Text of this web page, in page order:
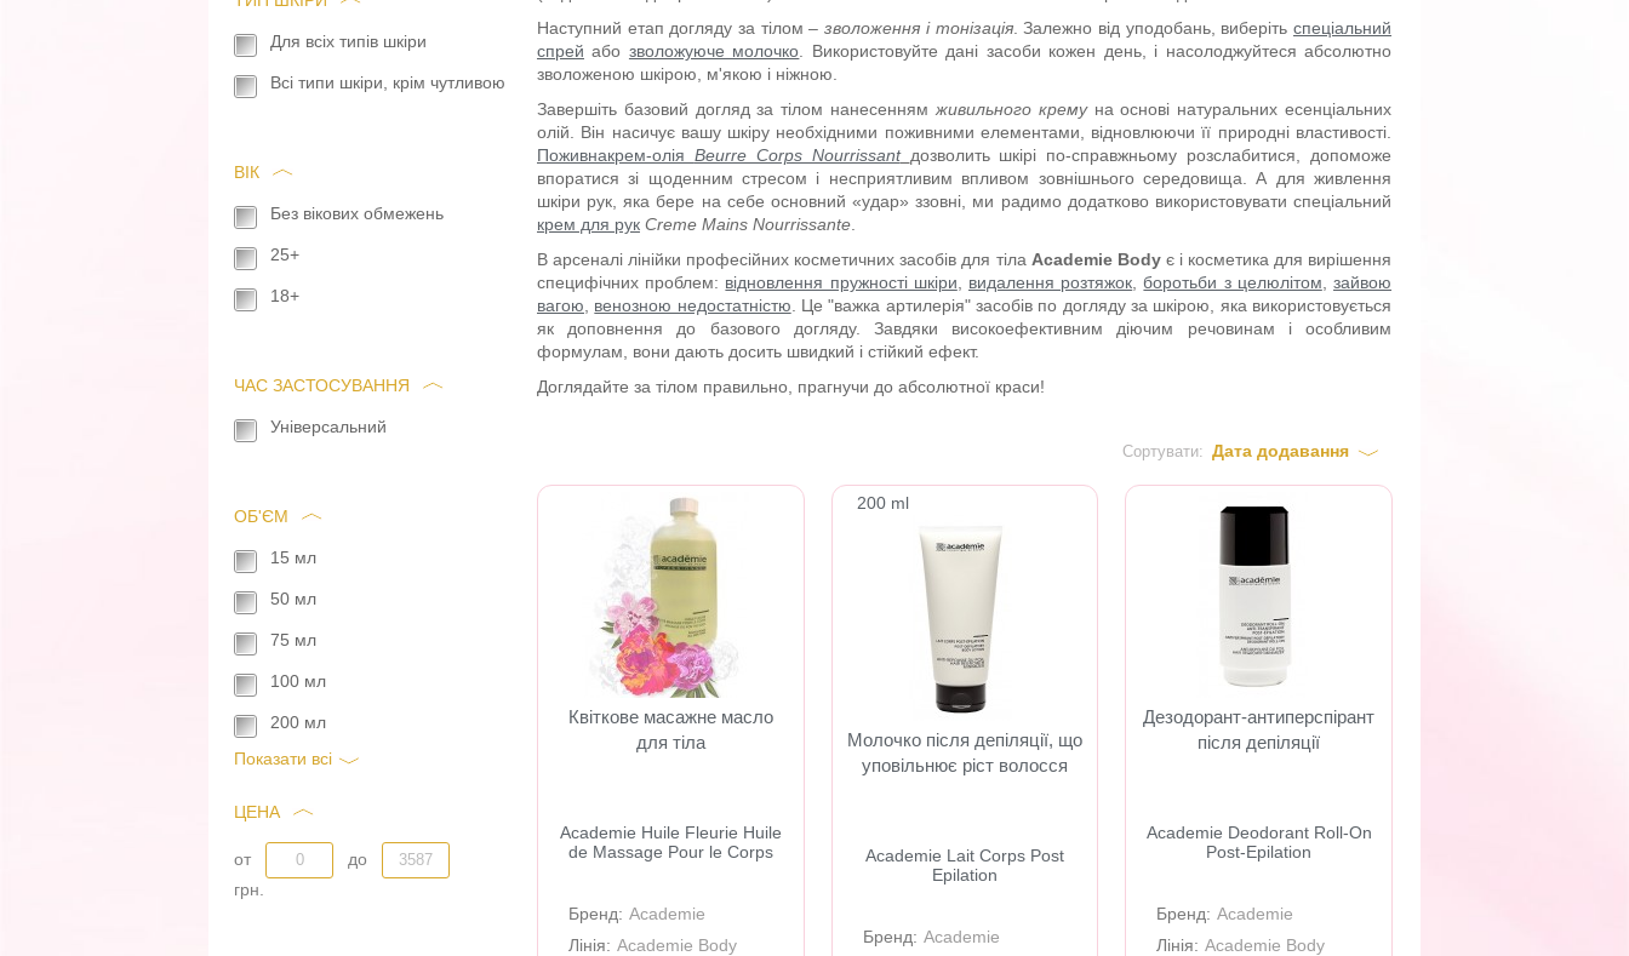
Для всіх типів шкіри
Всі типи шкіри, крім чутливою
ВІК
Без вікових обмежень
25+
18+
ЧАС ЗАСТОСУВАННЯ
Універсальний
ОБ'ЄМ
15 мл
50 мл
75 мл
100 мл
200 мл
Показати всi
ЦЕНА
от
до
грн.
Наступний етап догляду за тілом –зволоження і тонізація. Залежно від уподобань, виберітьспеціальний
спрей або зволожуюче молочко . Використовуйте дані засоби кожен день, і насолоджуйтеся абсолютно
зволоженою шкірою, м'якою і ніжною.
Завершіть базовий догляд за тілом нанесенням живильного кремуна основі натуральних есенціальних
олій. Він насичує вашу шкіру необхідними поживними елементами, відновлюючи її природні властивості.
Поживнакрем-олія Beurre Corps Nourrissant дозволить шкірі по-справжньому розслабитися, допоможе
впоратися зі щоденним стресом і несприятливим впливом зовнішнього середовища. А для живлення
шкіри рук, яка бере на себе основний «удар» ззовні, ми радимо додатково використовувати спеціальний
крем для рук Creme Mains Nourrissante
В арсеналі лінійки професійних косметичних засобів для тіла Academie Bodyє і косметика для вирішення
специфічних проблем: відновлення пружності шкіри видалення розтяжок ,боротьби з целюлітом ,зайвою
вагою
венозною недостатністю . Це "важка артилерія" засобів по догляду за шкірою, яка використовується
як доповнення до базового догляду. Завдяки високоефективним діючим речовинам і особливим
формулам, вони дають досить швидкий і стійкий ефект.
Доглядайте за тілом правильно, прагнучи до абсолютної краси!
Сортувати: Дата додавання
Квіткове масажне масло
для тіла
Academie Huile Fleurie Huile
de Massage Pour le Corps
Бренд: Academie
Лінія: Academie Body
200 ml
Молочко після депіляції, що
уповільнює ріст волосся
Academie Lait Corps Post
Epilation
Бренд: Academie
Дезодорант-антиперспірант
після депіляції
Academie Deodorant Roll-On
Post-Epilation
Бренд: Academie
Лінія: Academie Body